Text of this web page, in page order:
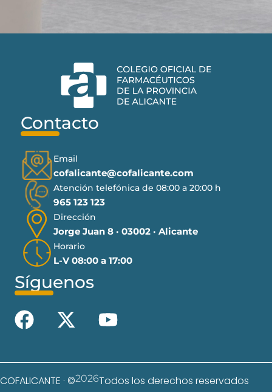
Contacto
Email
cofalicante@cofalicante.com
Atención telefónica de 08:00 a 20:00 h
965 123 123
Dirección
Jorge Juan 8 · 03002 · Alicante
Horario
L-V 08:00 a 17:00
Síguenos
COFALICANTE · ©2026Todos los derechos reservados